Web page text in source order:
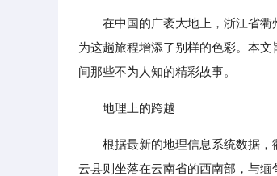
在中国的广袤大地上，浙江省衢
为这趟旅程增添了别样的色彩。本
间那些不为人知的精彩故事。
地理上的跨越
根据最新的地理信息系统数据，
云县则坐落在云南省的西南部，与